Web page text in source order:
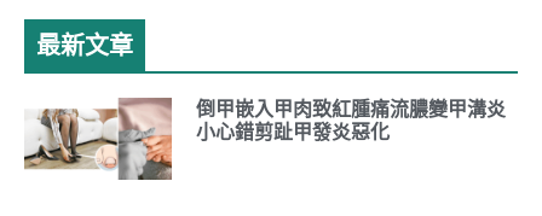
最新文章
倒甲嵌入甲肉致紅腫痛流膿變甲溝炎
小心錯剪趾甲發炎惡化